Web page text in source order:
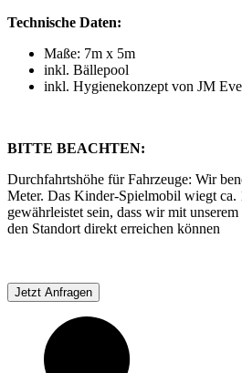
Technische Daten:
Maße: 7m x 5m
inkl. Bällepool
inkl. Hygienekonzept von JM
BITTE BEACHTEN:
Durchfahrtshöhe für Fahrzeuge: Wir
Meter. Das Kinder-Spielmobil wiegt ca.
gewährleistet sein, dass wir mit
den Standort direkt erreichen können
Jetzt Anfragen